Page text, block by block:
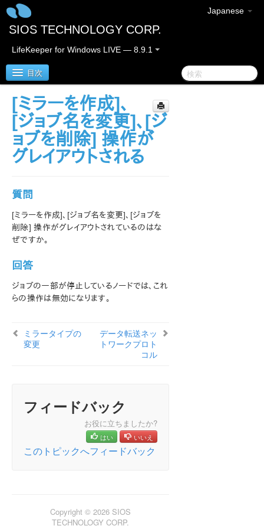
Japanese
SIOS TECHNOLOGY CORP.
LifeKeeper for Windows LIVE — 8.9.1
目次
LifeKeeper for Windows
LifeKeeper for Windows リリースノート
LifeKeeper for Windows インストレーションガイド
LifeKeeper for Windows について
構成
ユーザーガイド
よくある質問
Windows のファイル名およびディレクトリ名の認識
AWSに関する問題と回避策
ミラーエンドポイントの変更
データ転送ネットワークプロトコル
[削除] および [スイッチオーバ] 操作がグレイアウト
[ミラーを作成]、
[ジョブ名を変更]、[ジ
ョブを削除] 操作が
グレイアウトされる
質問
[ミラーを作成]、[ジョブ名を変更]、[ジョブを
削除] 操作がグレイアウトされているのはな
ぜですか。
回答
ジョブの一部が停止しているノードでは、これ
らの操作は無効になります。
ミラータイプの
変更
データ転送ネッ
トワークプロト
コル
フィードバック
お役に立ちましたか?
はい いいえ
このトピックへフィードバック
Copyright © 2026 SIOS
TECHNOLOGY CORP.